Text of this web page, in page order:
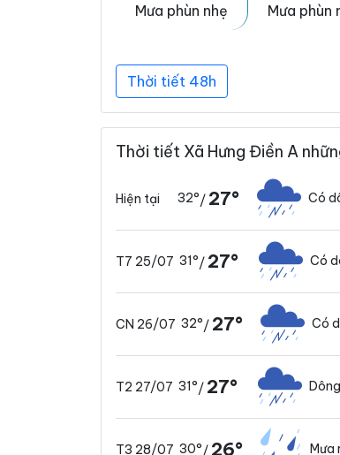
Mưa phùn nhẹ
Mưa phùn
Thời tiết 48h
Thời tiết Xã Hưng Điền A
Hiện tại 32°/ 27° Có
T7 25/07 31°/ 27° Có
CN 26/07 32°/ 27° Có
T2 27/07 31°/ 27°
T3 28/07 30°/ 26° Mưa